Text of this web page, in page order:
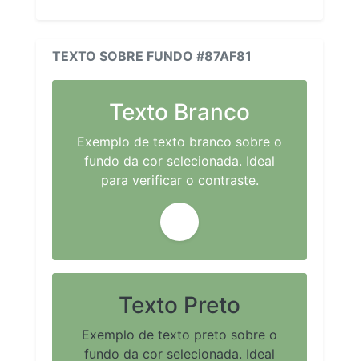
TEXTO SOBRE FUNDO #87AF81
Texto Branco
Exemplo de texto branco sobre o
fundo da cor selecionada. Ideal
para verificar o contraste.
Texto Preto
Exemplo de texto preto sobre o
fundo da cor selecionada. Ideal